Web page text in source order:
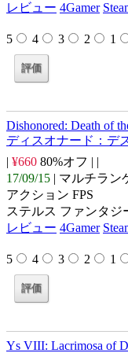
レビュー 4Gamer
5 4 3 2 1
Dishonored: Death of
ディスオナード：デ
| ¥660 80%オフ | |
17/09/15 | マルチラン
アクション FPS
ステルス ファンタジ
レビュー 4Gamer
5 4 3 2 1
Ys VIII: Lacrimosa of